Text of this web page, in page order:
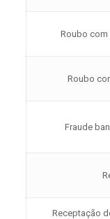
Roubo
Roubo
Fraude
Receptação